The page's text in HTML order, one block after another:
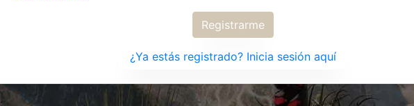
Registrarme
¿Ya estás registrado? Inicia sesión aquí